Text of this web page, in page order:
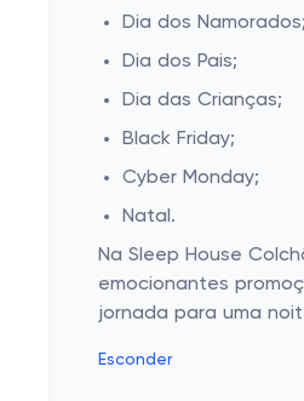
Dia dos Namorados;
Dia dos Pais;
Dia das Crianças;
Black Friday;
Cyber Monday;
Natal.
Na Sleep House
emocionantes
jornada para uma
Esconder